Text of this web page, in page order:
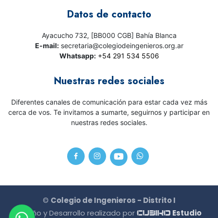
Datos de contacto
Ayacucho 732, [BB000 CGB] Bahía Blanca
E-mail:secretaria@colegiodeingenieros.org.ar
Whatsapp: +54 291 534 5506
Nuestras redes sociales
Diferentes canales de comunicación para estar cada vez más
cerca de vos. Te invitamos a sumarte, seguirnos y participar en
nuestras redes sociales.
© Colegio de Ingenieros - Distrito I
Diseño y Desarrollo realizado por CU3IKO Estudio